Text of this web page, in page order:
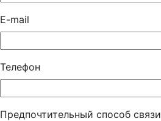
E-mail
Телефон
Предпочтительный способ связи